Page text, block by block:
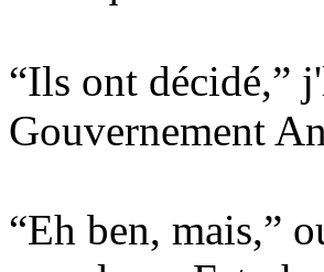
“Ils ont décidé,”
Gouvernement
“Eh ben, mais,”